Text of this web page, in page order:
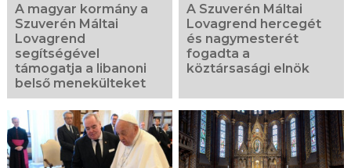
A magyar kormány a
Szuverén Máltai
Lovagrend
segítségével
támogatja a libanoni
belső menekülteket
A Szuverén Máltai
Lovagrend hercegét
és nagymesterét
fogadta a
köztársasági elnök